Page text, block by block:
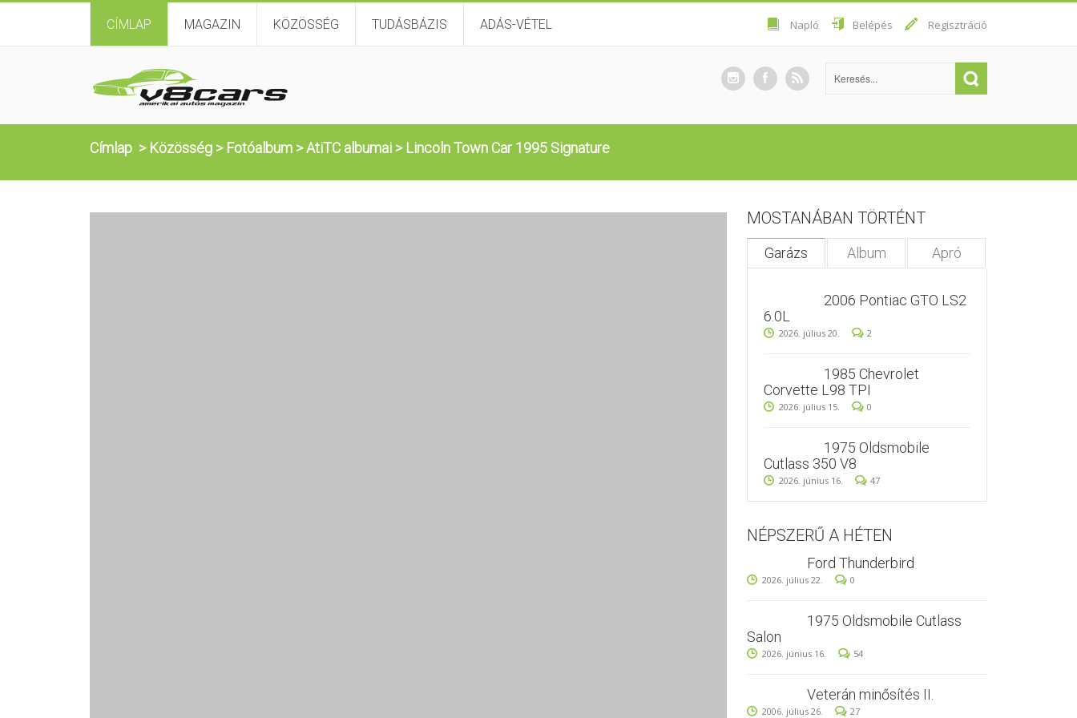
CÍMLAP MAGAZIN KÖZÖSSÉG TUDÁSBÁZIS ADÁS-VÉTEL Napló Belépés Regisztráció
Címlap > Közösség > Fotóalbum >AtiTC albumai > Lincoln Town Car 1995 Signature
MOSTANÁBAN TÖRTÉNT
Garázs Album Apró
2006 Pontiac GTO LS2
6.0L
2026. július 20. 2
1985 Chevrolet
Corvette L98 TPI
2026. július 15. 0
1975 Oldsmobile
Cutlass 350 V8
2026. június 16. 47
NÉPSZERŰ A HÉTEN
Ford Thunderbird
2026. július 22. 0
1975 Oldsmobile Cutlass
Salon
2026. június 16. 54
Veterán minősítés II.
2006. július 26. 27